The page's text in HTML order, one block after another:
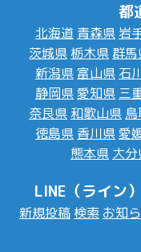
都
北海道 青森県 岩
茨城県 栃木県群馬
新潟県 富山県 石
静岡県愛知県 三
奈良県 和歌山県
徳島県 香川県愛
熊本県 大
LINE（ライン
新規投稿 検索 お知